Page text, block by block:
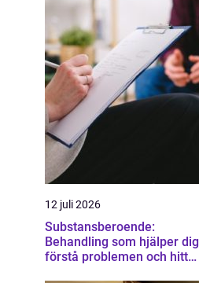
12 juli 2026
Substansberoende:
Behandling som hjälper dig
förstå problemen och hitta